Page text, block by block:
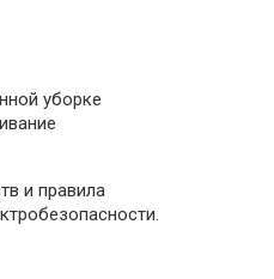
уборке
и правила